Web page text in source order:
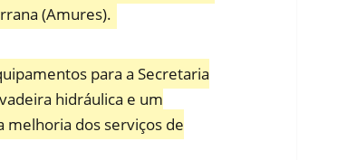
(Amures).
para a Secretaria
hidráulica e um
melhoria dos serviços de